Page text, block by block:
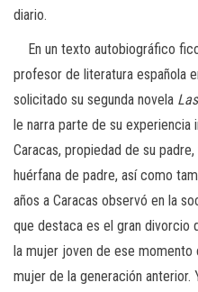
diario.
En un texto autobiográfico
profesor de literatura española
solicitado su segunda novela
le narra parte de su experiencia
Caracas, propiedad de su
huérfana de padre, así como
años a Caracas observó en la
que destaca es el gran divorcio
la mujer joven de ese
mujer de la generación